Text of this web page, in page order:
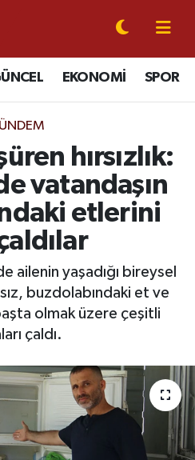
EKONOMİ SPOR
hırsızlık:
vatandaşın
etlerini
ailenin yaşadığı bireysel
buzdolabındaki et ve
olmak üzere çeşitli
çaldı.
Eczaneler
Durumu
Yoğunluk Haritası
ve Fikstür